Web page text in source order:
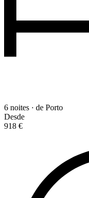
6 noites · de Porto
Desde
918 €